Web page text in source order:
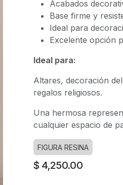
Acabados
Base firme y
Ideal para
Excelente opción
Ideal para:
Altares, decoración
regalos religiosos.
Una hermosa
cualquier espacio de
FIGURA RESINA
$ 4,250.00